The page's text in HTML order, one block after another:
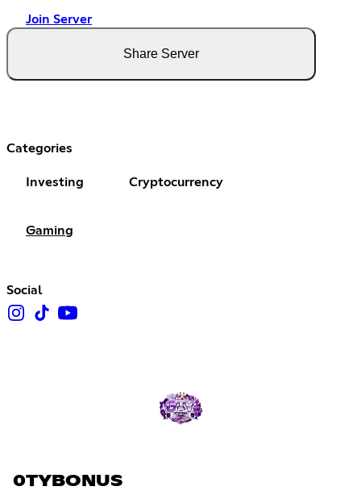
Join Server
Share Server
Categories
Investing Cryptocurrency
Gaming
Social
0TYBONUS